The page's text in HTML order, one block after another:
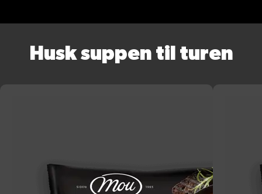
Husk suppen til turen